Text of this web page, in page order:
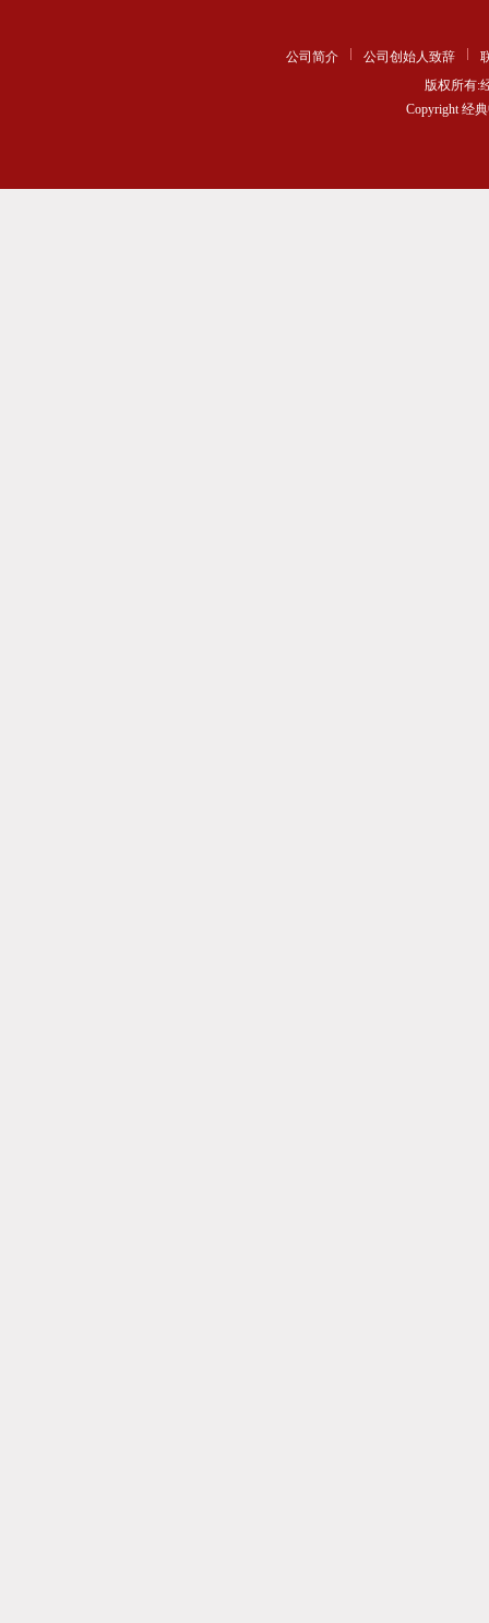
公司简介 公司创始人致辞
版权所有:
Copyright 经